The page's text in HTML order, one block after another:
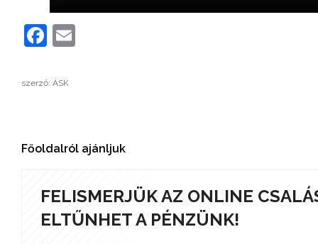
Facebook
szerző: ÁSK
Főoldalról ajánljuk
FELISMERJÜK AZ ONLINE
ELTŰNHET A PÉNZÜNK!